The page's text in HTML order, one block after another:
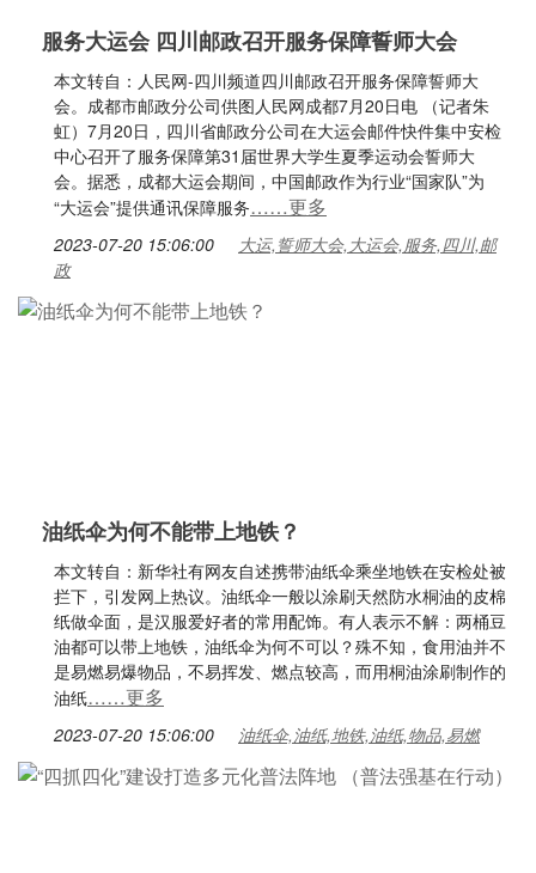
服务大运会 四川邮政召开服务保障誓师大会
本文转自：人民网-四川频道四川邮政召开服务保障誓师大
会。成都市邮政分公司供图人民网成都7月20日电 （记者朱
虹）7月20日，四川省邮政分公司在大运会邮件快件集中安检
中心召开了服务保障第31届世界大学生夏季运动会誓师大
会。据悉，成都大运会期间，中国邮政作为行业“国家队”为
“大运会”提供通讯保障服务……更多
2023-07-20 15:06:00
大运,誓师大会,大运会,服务,四川,邮
政
油纸伞为何不能带上地铁？
本文转自：新华社有网友自述携带油纸伞乘坐地铁在安检处被
拦下，引发网上热议。油纸伞一般以涂刷天然防水桐油的皮棉
纸做伞面，是汉服爱好者的常用配饰。有人表示不解：两桶豆
油都可以带上地铁，油纸伞为何不可以？殊不知，食用油并不
是易燃易爆物品，不易挥发、燃点较高，而用桐油涂刷制作的
油纸……更多
2023-07-20 15:06:00 油纸伞,油纸,地铁,油纸,物品,易燃